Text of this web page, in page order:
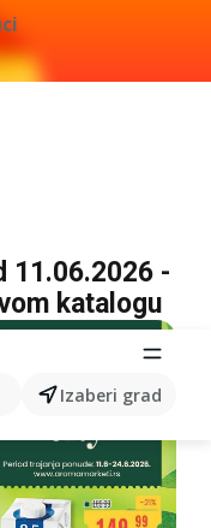
proizvode...Izaberi grad
11.06.2026 -
katalogu